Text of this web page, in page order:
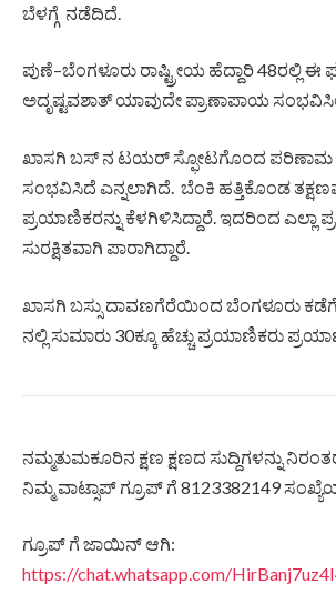
ಬೆಳಗ್ಗೆ ನಡೆದಿದೆ.
ಪುಣೆ–ಬೆಂಗಳೂರು ರಾಷ್ಟ್ರೀಯ ಹೆದ್ದಾರಿ 48ರಲ್ಲಿ
ಅದೃಷ್ಟವಶಾತ್ ಯಾವುದೇ ಪ್ರಾಣಾಪಾಯ
ಖಾಸಗಿ ಬಸ್ ನ ಟಯರ್ ಸ್ಫೋಟಗೊಂದ ಪರಿಣಾಮ
ಸಂಭವಿಸಿದೆ ಎನ್ನಲಾಗಿದೆ. ಬೆಂಕಿ ಹತ್ತಿಕೊಂಡ
ಪ್ರಯಾಣಿಕರನ್ನು ಕೆಳಗಿಳಿಸಿದ್ದಾರೆ. ಇದರಿಂದ ಎಲ್ಲಾ
ಸುರಕ್ಷಿತವಾಗಿ ಪಾರಾಗಿದ್ದಾರೆ.
ಖಾಸಗಿ ಬಸ್ಸು ದಾವಣಗೆರೆಯಿಂದ ಬೆಂಗಳೂರು ಕಡೆಗೆ
ನಲ್ಲಿ ಸುಮಾರು 30ಕ್ಕೂ ಹೆಚ್ಚು ಪ್ರಯಾಣಿಕರು
ನಮ್ಮತುಮಕೂರಿನ ಕ್ಷಣ ಕ್ಷಣದ ಸುದ್ದಿಗಳನ್ನು
ನಿಮ್ಮ ವಾಟ್ಸಾಪ್ ಗ್ರೂಪ್ ಗೆ 8123382149
ಗ್ರೂಪ್ ಗೆ ಜಾಯಿನ್ ಆಗಿ:
https://chat.whatsapp.com/